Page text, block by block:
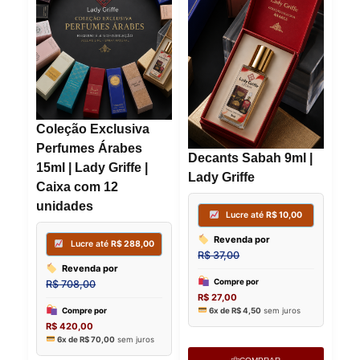
Coleção Exclusiva
Perfumes Árabes
15ml | Lady Griffe |
Caixa com 12
unidades
Decants Sabah 9ml |
Lady Griffe